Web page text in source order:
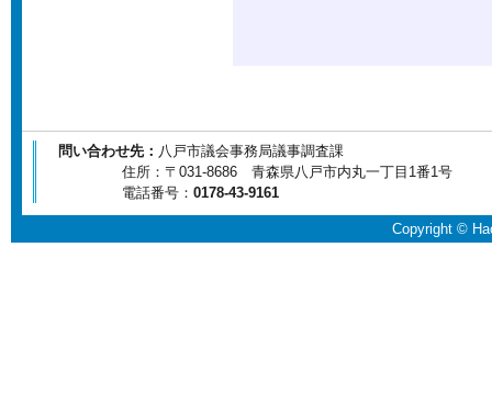
問い合わせ先： 八戸市議会事務局議事調査課
住所：〒031-8686 青森県八戸市内丸一丁目1番1号
電話番号： 0178-43-9161
Copyright ©